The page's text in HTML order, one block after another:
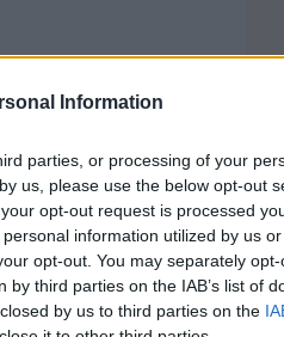
Information
parties, or processing of your
us, please use the below opt-out
opt-out request is processed
information utilized by us
opt-out. You may separately
third parties on the IAB’s list of
by us to third parties on the
il
in unapiazzetta
questa volta,
di un
vale
la Costa